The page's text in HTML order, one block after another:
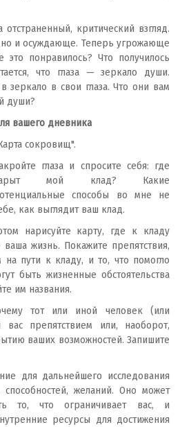
критический взгляд.
и осуждающе. Теперь угрожающе
это понравилось? Что получилось
что глаза — зеркало души.
зеркало в свои глаза. Что они вам
души?
вашего дневника
сокровищ".
глаза и спросите себя: где
мой клад? Какие
способы во мне не
как выглядит ваш клад.
нарисуйте карту, где к кладу
жизнь. Покажите препятствия,
на пути к кладу, и то, что помогло
быть жизненные обстоятельства
им названия.
тот или иной человек (или
вас препятствием или, наоборот,
ваших возможностей. Запишите
для дальнейшего исследования
способностей, желаний. Оно может
то, что ограничивает вас, и
ресурсы для достижения